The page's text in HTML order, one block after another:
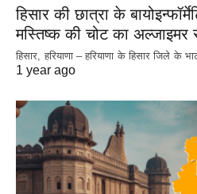
हिसार की छात्रा के
मस्तिष्क की चोट का
हिसार, हरियाणा – हरियाणा के हिसार जिले के
1 year ago